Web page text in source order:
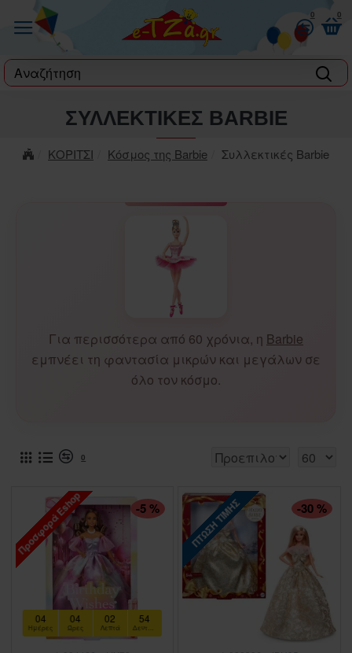
0 0
label
ΚΟΡΙΤΣΙ Κόσμος της Barbie Συλλεκτικές Barbie
ΣΥΛΛΕΚΤΙΚΈΣ BARBIE
Για περισσότερα από 60 χρόνια, η Barbie
εμπνέει τη φαντασία μικρών και μεγάλων σε
όλο τον κόσμο.
0
ΠΤΏΣΗ ΤΙΜΉΣ
Προσφορά Eshop -5 %
04
Ημέρες
04
Ώρες
02
Λεπτά
53
Δευτερόλεπτα
ΠΤΏΣΗ ΤΙΜΉΣ -30 %